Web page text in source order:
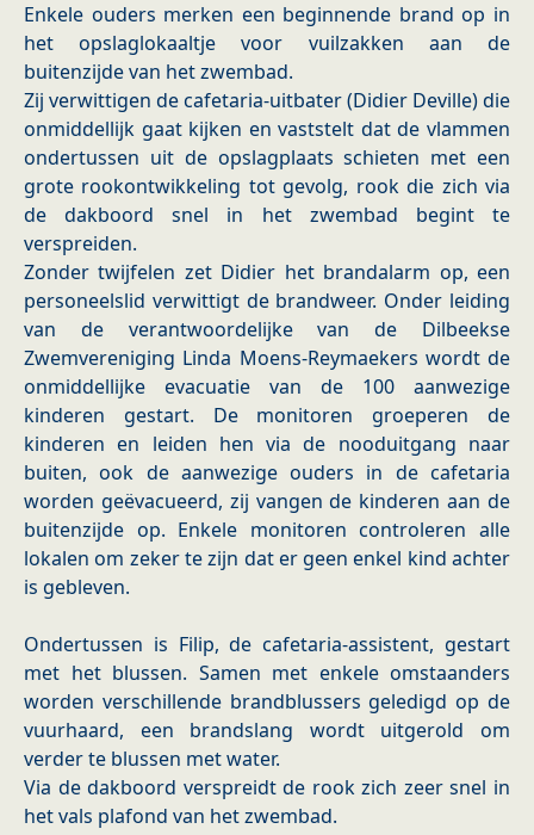
Enkele ouders merken een beginnende brand op in
het opslaglokaaltje voor vuilzakken aan de
buitenzijde van het zwembad.
Zij verwittigen de cafetaria-uitbater (Didier Deville) die
onmiddellijk gaat kijken en vaststelt dat de vlammen
ondertussen uit de opslagplaats schieten met een
grote rookontwikkeling tot gevolg, rook die zich via
de dakboord snel in het zwembad begint te
verspreiden.
Zonder twijfelen zet Didier het brandalarm op, een
personeelslid verwittigt de brandweer. Onder leiding
van de verantwoordelijke van de Dilbeekse
Zwemvereniging Linda Moens-Reymaekers wordt de
onmiddellijke evacuatie van de 100 aanwezige
kinderen gestart. De monitoren groeperen de
kinderen en leiden hen via de nooduitgang naar
buiten, ook de aanwezige ouders in de cafetaria
worden geëvacueerd, zij vangen de kinderen aan de
buitenzijde op. Enkele monitoren controleren alle
lokalen om zeker te zijn dat er geen enkel kind achter
is gebleven.
Ondertussen is Filip, de cafetaria-assistent, gestart
met het blussen. Samen met enkele omstaanders
worden verschillende brandblussers geledigd op de
vuurhaard, een brandslang wordt uitgerold om
verder te blussen met water.
Via de dakboord verspreidt de rook zich zeer snel in
het vals plafond van het zwembad.